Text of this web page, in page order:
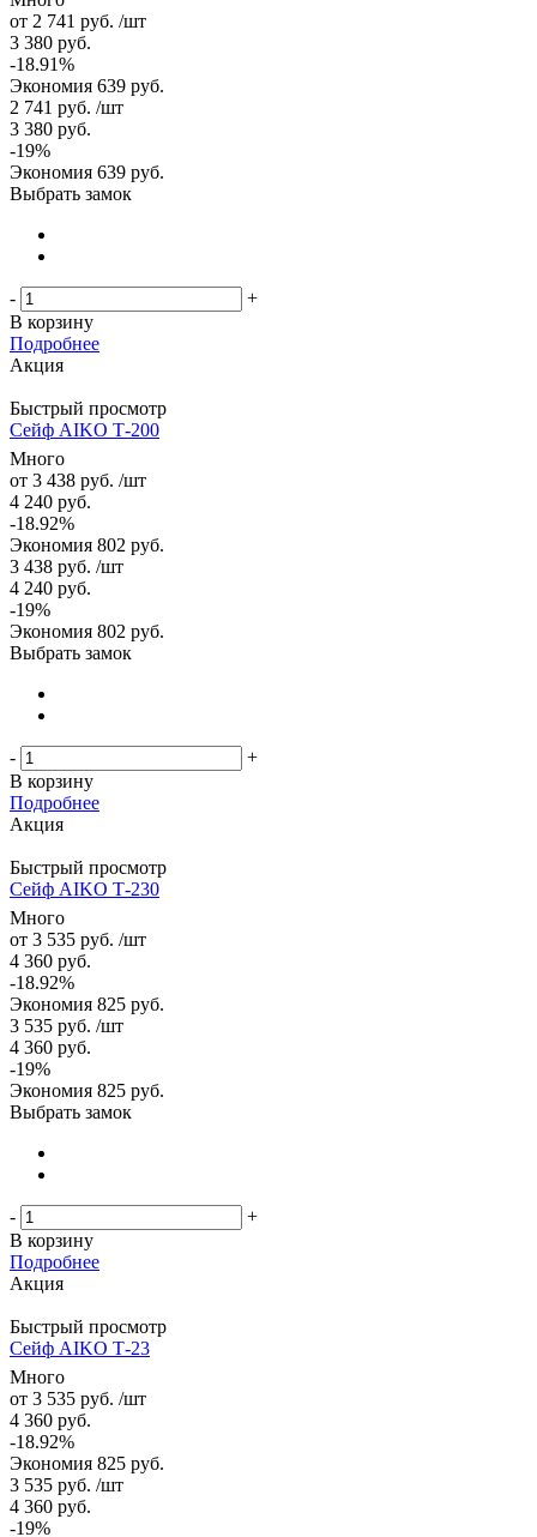
от 2 741 руб. /шт
3 380 руб.
-18.91%
Экономия 639 руб.
2 741 руб. /шт
3 380 руб.
-19%
Экономия 639 руб.
Выбрать замок
-
+
В корзину
Подробнее
Акция
Быстрый просмотр
Сейф AIKO Т-200
Много
от 3 438 руб. /шт
4 240 руб.
-18.92%
Экономия 802 руб.
3 438 руб. /шт
4 240 руб.
-19%
Экономия 802 руб.
Выбрать замок
-
+
В корзину
Подробнее
Акция
Быстрый просмотр
Сейф AIKO Т-230
Много
от 3 535 руб. /шт
4 360 руб.
-18.92%
Экономия 825 руб.
3 535 руб. /шт
4 360 руб.
-19%
Экономия 825 руб.
Выбрать замок
-
+
В корзину
Подробнее
Акция
Быстрый просмотр
Сейф AIKO Т-23
Много
от 3 535 руб. /шт
4 360 руб.
-18.92%
Экономия 825 руб.
3 535 руб. /шт
4 360 руб.
-19%